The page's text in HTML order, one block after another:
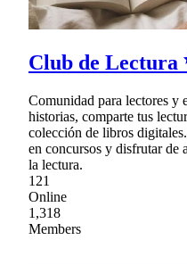
Club de Lectura
Comunidad para lectores y
historias, comparte tus
colección de libros
en concursos y disfrutar de
la lectura.
121
Online
1,318
Members